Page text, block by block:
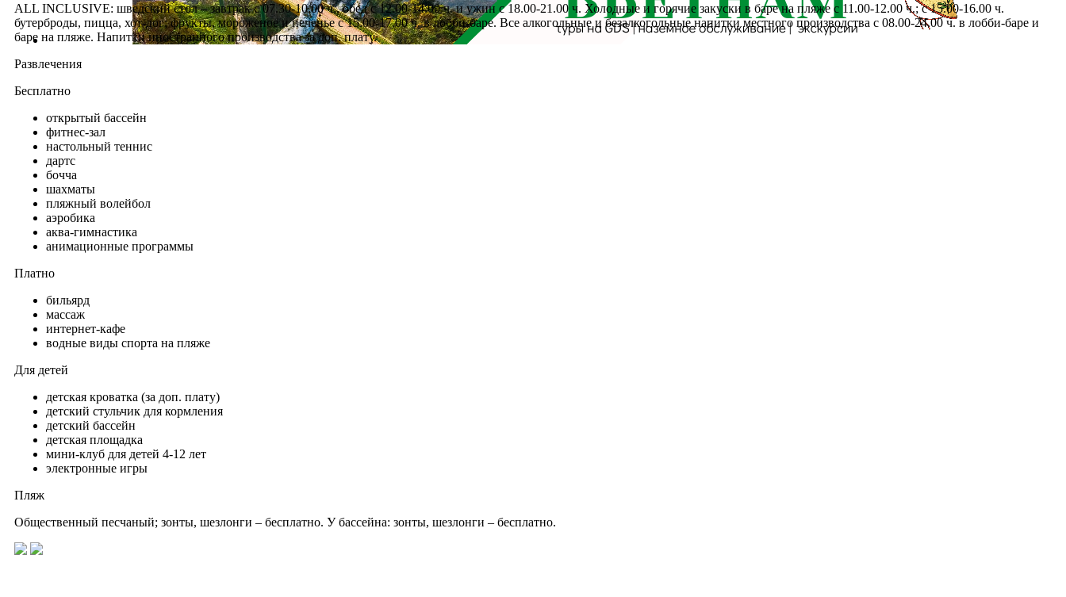
ALL INCLUSIVE: шведский стол – завтрак с 07.30-10.00 ч., обед с 12.00-14.00 ч. и ужин с 18.00-21.00 ч. Холодные и горячие закуски в баре на пляже с 11.00-12.00 ч.; с 15.00-16.00 ч.
бутерброды, пицца, хот-дог; фрукты, мороженое и печенье с 15.00-17.00 ч. в лобби-баре. Все алкогольные и безалкогольные напитки местного производства с 08.00-24.00 ч. в лобби-баре и
баре на пляже. Напитки иностранного производства за доп. плату.
Развлечения
Бесплатно
открытый бассейн
фитнес-зал
настольный теннис
дартс
бочча
шахматы
пляжный волейбол
аэробика
аква-гимнастика
анимационные программы
Платно
бильярд
массаж
интернет-кафе
водные виды спорта на пляже
Для детей
детская кроватка (за доп. плату)
детский стульчик для кормления
детский бассейн
детская площадка
мини-клуб для детей 4-12 лет
электронные игры
Пляж
Общественный песчаный; зонты, шезлонги – бесплатно. У бассейна: зонты, шезлонги – бесплатно.